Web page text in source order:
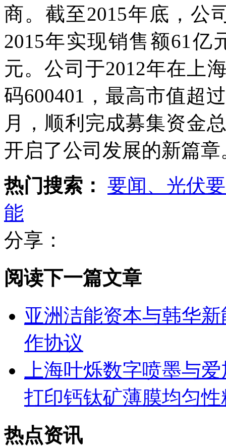
商。截至2015年底，公
2015年实现销售额61亿
元。公司于2012年在上
码600401，最高市值超
月，顺利完成募集资金
开启了公司发展的新篇章
热门搜索： 要闻、光伏
能
分享：
阅读下一篇文章
亚洲洁能资本与韩华
作协议
上海叶烁数字喷墨与
打印钙钛矿薄膜均匀
热点资讯